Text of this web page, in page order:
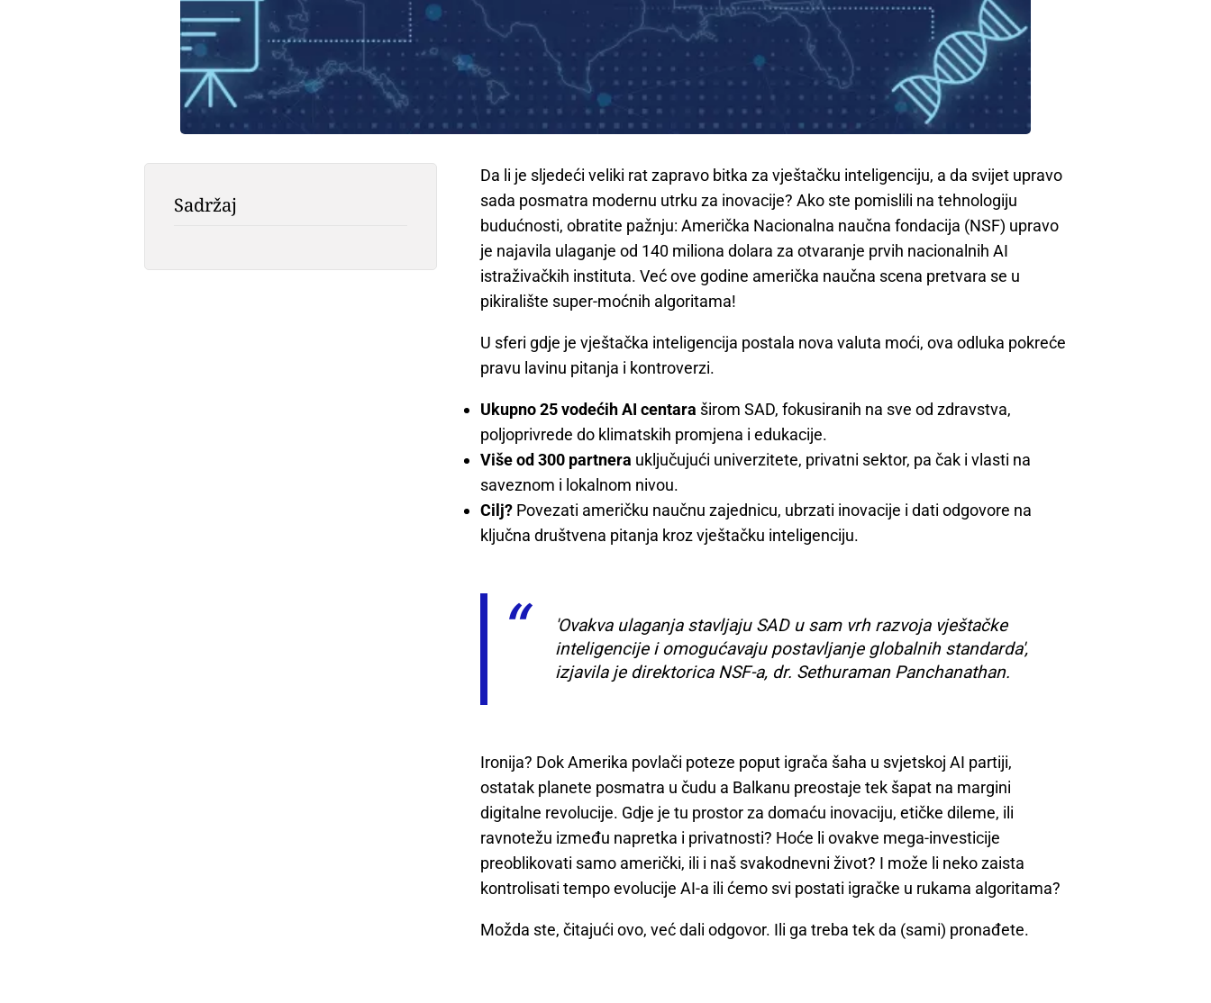
Sadržaj
Da li je sljedeći veliki rat zapravo bitka za vještačku inteligenciju, a da svijet upravo
sada posmatra modernu utrku za inovacije? Ako ste pomislili na tehnologiju
budućnosti, obratite pažnju: Američka Nacionalna naučna fondacija (NSF) upravo
je najavila ulaganje od 140 miliona dolara za otvaranje prvih nacionalnih AI
istraživačkih instituta. Već ove godine američka naučna scena pretvara se u
pikiralište super-moćnih algoritama!
U sferi gdje je vještačka inteligencija postala nova valuta moći, ova odluka pokreće
pravu lavinu pitanja i kontroverzi.
Ukupno 25 vodećih AI centara širom SAD, fokusiranih na sve od zdravstva,
poljoprivrede do klimatskih promjena i edukacije.
Više od 300 partnera uključujući univerzitete, privatni sektor, pa čak i vlasti na
saveznom i lokalnom nivou.
Cilj? Povezati američku naučnu zajednicu, ubrzati inovacije i dati odgovore na
ključna društvena pitanja kroz vještačku inteligenciju.
'Ovakva ulaganja stavljaju SAD u sam vrh razvoja vještačke
inteligencije i omogućavaju postavljanje globalnih standarda',
izjavila je direktorica NSF-a, dr. Sethuraman Panchanathan.
Ironija? Dok Amerika povlači poteze poput igrača šaha u svjetskoj AI partiji,
ostatak planete posmatra u čudu a Balkanu preostaje tek šapat na margini
digitalne revolucije. Gdje je tu prostor za domaću inovaciju, etičke dileme, ili
ravnotežu između napretka i privatnosti? Hoće li ovakve mega-investicije
preoblikovati samo američki, ili i naš svakodnevni život? I može li neko zaista
kontrolisati tempo evolucije AI-a ili ćemo svi postati igračke u rukama algoritama?
Možda ste, čitajući ovo, već dali odgovor. Ili ga treba tek da (sami) pronađete.